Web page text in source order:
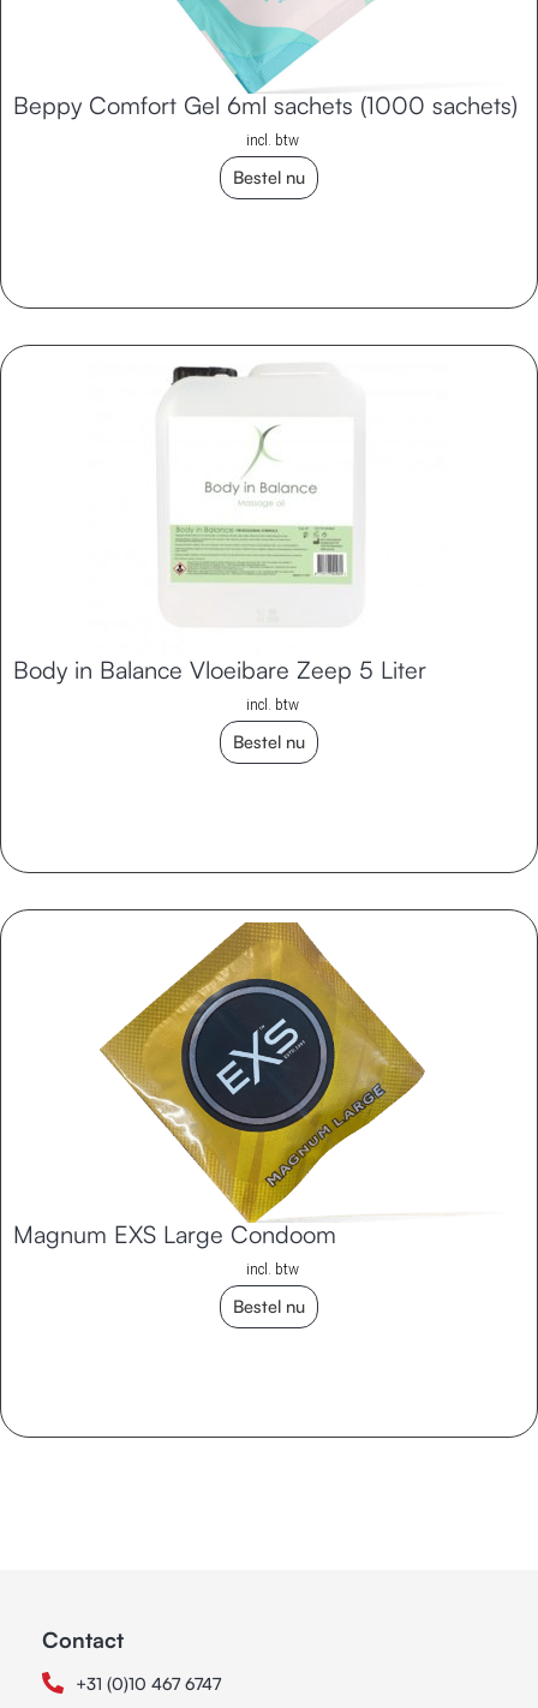
Beppy Comfort Gel 6ml sachets (1000 sachets)
incl. btw
Bestel nu
Body in Balance Vloeibare Zeep 5 Liter
incl. btw
Bestel nu
Magnum EXS Large Condoom
incl. btw
Bestel nu
Contact
+31 (0)10 467 6747